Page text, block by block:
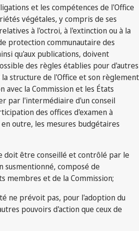
et les compétences de l'Office
végétales, y compris de ses
à l'octroi, à l'extinction ou à la
protection communautaire des
qu'aux publications, doivent
des règles établies pour d'autres
structure de l'Office et son règlement
avec la Commission et les États
par l'intermédiaire d'un conseil
des offices d'examen à
outre, les mesures budgétaires
doit être conseillé et contrôlé par le
susmentionné, composé de
membres et de la Commission;
ne prévoit pas, pour l'adoption du
pouvoirs d'action que ceux de